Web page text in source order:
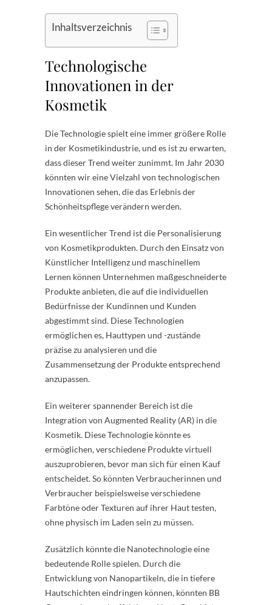
Inhaltsverzeichnis
Technologische
Innovationen in der
Kosmetik
Die Technologie spielt eine immer größere Rolle
in der Kosmetikindustrie, und es ist zu erwarten,
dass dieser Trend weiter zunimmt. Im Jahr 2030
könnten wir eine Vielzahl von technologischen
Innovationen sehen, die das Erlebnis der
Schönheitspflege verändern werden.
Ein wesentlicher Trend ist die Personalisierung
von Kosmetikprodukten. Durch den Einsatz von
Künstlicher Intelligenz und maschinellem
Lernen können Unternehmen maßgeschneiderte
Produkte anbieten, die auf die individuellen
Bedürfnisse der Kundinnen und Kunden
abgestimmt sind. Diese Technologien
ermöglichen es, Hauttypen und -zustände
präzise zu analysieren und die
Zusammensetzung der Produkte entsprechend
anzupassen.
Ein weiterer spannender Bereich ist die
Integration von Augmented Reality (AR) in die
Kosmetik. Diese Technologie könnte es
ermöglichen, verschiedene Produkte virtuell
auszuprobieren, bevor man sich für einen Kauf
entscheidet. So könnten Verbraucherinnen und
Verbraucher beispielsweise verschiedene
Farbtöne oder Texturen auf ihrer Haut testen,
ohne physisch im Laden sein zu müssen.
Zusätzlich könnte die Nanotechnologie eine
bedeutende Rolle spielen. Durch die
Entwicklung von Nanopartikeln, die in tiefere
Hautschichten eindringen können, könnten BB